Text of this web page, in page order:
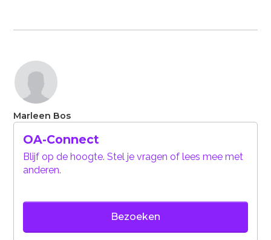
Marleen Bos
OA-Connect
Blijf op de hoogte. Stel je vragen of lees mee met
anderen.
Bezoeken